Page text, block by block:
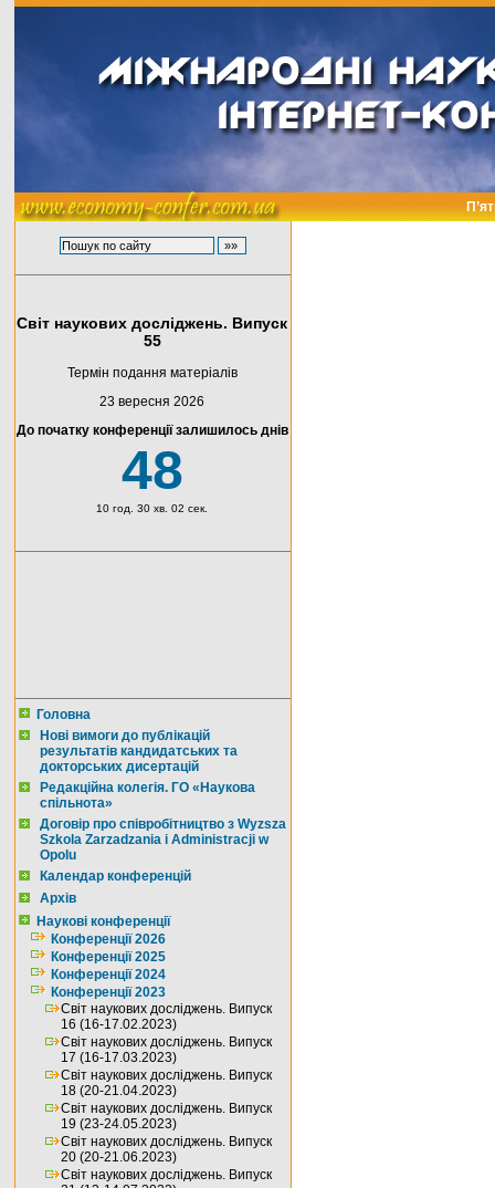
Світ наукових досліджень. Випуск
55
Термін подання матеріалів
23 вересня 2026
До початку конференції залишилось днів
48
10 год. 30 хв. 02 сек.
Головна
Нові вимоги до публікацій
результатів кандидатських та
докторських дисертацій
Редакційна колегія. ГО «Наукова
спільнота»
Договір про співробітництво з Wyzsza
Szkola Zarzadzania i Administracji w
Opolu
Календар конференцій
Архів
Наукові конференції
Конференції 2026
Конференції 2025
Конференції 2024
Конференції 2023
Світ наукових досліджень. Випуск
16 (16-17.02.2023)
Світ наукових досліджень. Випуск
17 (16-17.03.2023)
Світ наукових досліджень. Випуск
18 (20-21.04.2023)
Світ наукових досліджень. Випуск
19 (23-24.05.2023)
Світ наукових досліджень. Випуск
20 (20-21.06.2023)
Світ наукових досліджень. Випуск